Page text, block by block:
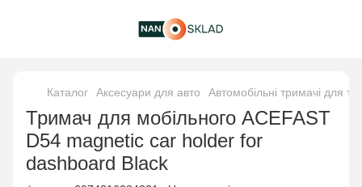
Каталог Аксесуари для авто Автомобільні тримачі для
Тримач для мобiльного ACEFAST
D54 magnetic car holder for
dashboard Black